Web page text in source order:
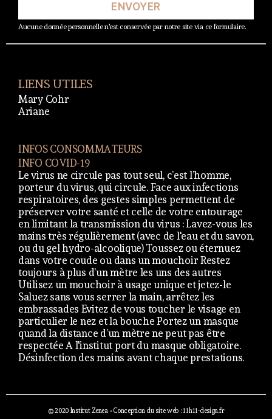
ENVOYER
Aucune donnée personnelle n'est conservée par notre site via ce formulaire.
LIENS UTILES
Mary Cohr
Ariane
INFOS CONSOMMATEURS
INFO COVID-19
Le virus ne circule pas tout seul, c’est l’homme,
porteur du virus, qui circule. Face aux infections
respiratoires, des gestes simples permettent de
préserver votre santé et celle de votre entourage
en limitant la transmission du virus : Lavez-vous les
mains très régulièrement (avec de l'eau et du savon,
ou du gel hydro-alcoolique) Toussez ou éternuez
dans votre coude ou dans un mouchoir Restez
toujours à plus d’un mètre les uns des autres
Utilisez un mouchoir à usage unique et jetez-le
Saluez sans vous serrer la main, arrêtez les
embrassades Evitez de vous toucher le visage en
particulier le nez et la bouche Portez un masque
quand la distance d’un mètre ne peut pas être
respectée A l'institut port du masque obligatoire.
Désinfection des mains avant chaque prestations.
© 2020 Institut Zenea • Conception du site web :11h11-design.fr